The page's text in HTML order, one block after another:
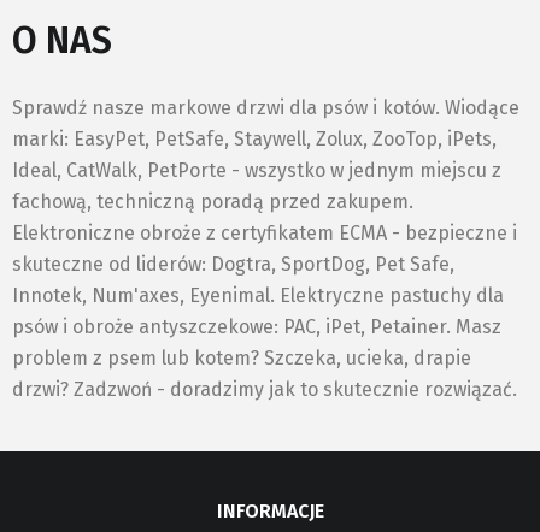
O NAS
Sprawdź nasze markowe drzwi dla psów i kotów. Wiodące
marki: EasyPet, PetSafe, Staywell, Zolux, ZooTop, iPets,
Ideal, CatWalk, PetPorte - wszystko w jednym miejscu z
fachową, techniczną poradą przed zakupem.
Elektroniczne obroże z certyfikatem ECMA - bezpieczne i
skuteczne od liderów: Dogtra, SportDog, Pet Safe,
Innotek, Num'axes, Eyenimal. Elektryczne pastuchy dla
psów i obroże antyszczekowe: PAC, iPet, Petainer. Masz
problem z psem lub kotem? Szczeka, ucieka, drapie
drzwi? Zadzwoń - doradzimy jak to skutecznie rozwiązać.
INFORMACJE